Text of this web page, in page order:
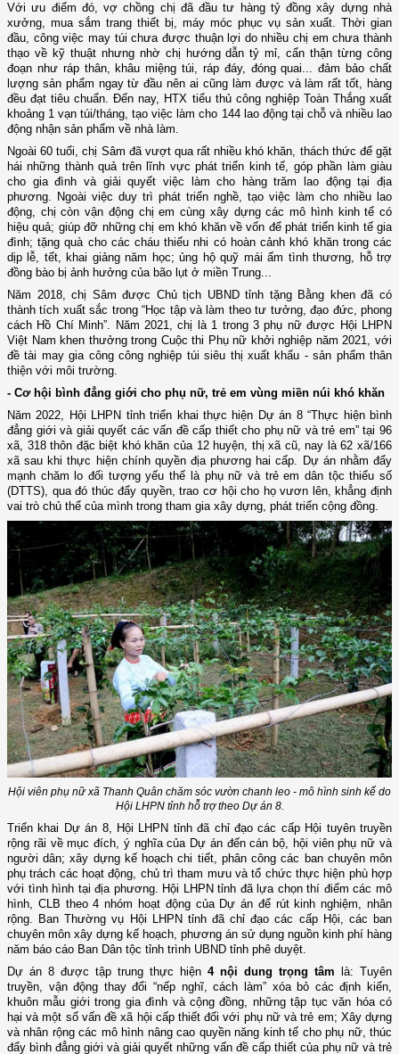
Với ưu điểm đó, vợ chồng chị đã đầu tư hàng tỷ đồng xây dựng nhà
xưởng, mua sắm trang thiết bị, máy móc phục vụ sản xuất. Thời gian
đầu, công việc may túi chưa được thuận lợi do nhiều chị em chưa thành
thạo về kỹ thuật nhưng nhờ chị hướng dẫn tỷ mỉ, cẩn thận từng công
đoạn như ráp thân, khâu miệng túi, ráp đáy, đóng quai... đảm bảo chất
lượng sản phẩm ngay từ đầu nên ai cũng làm được và làm rất tốt, hàng
đều đạt tiêu chuẩn. Đến nay, HTX tiểu thủ công nghiệp Toàn Thắng xuất
khoảng 1 vạn túi/tháng, tạo việc làm cho 144 lao động tại chỗ và nhiều lao
động nhận sản phẩm về nhà làm.
Ngoài 60 tuổi, chị Sâm đã vượt qua rất nhiều khó khăn, thách thức để gặt
hái những thành quả trên lĩnh vực phát triển kinh tế, góp phần làm giàu
cho gia đình và giải quyết việc làm cho hàng trăm lao động tại địa
phương. Ngoài việc duy trì phát triển nghề, tạo việc làm cho nhiều lao
động, chị còn vận động chị em cùng xây dựng các mô hình kinh tế có
hiệu quả; giúp đỡ những chị em khó khăn về vốn để phát triển kinh tế gia
đình; tặng quà cho các cháu thiếu nhi có hoàn cảnh khó khăn trong các
dịp lễ, tết, khai giảng năm học; ủng hộ quỹ mái ấm tình thương, hỗ trợ
đồng bào bị ảnh hưởng của bão lụt ở miền Trung...
Năm 2018, chị Sâm được Chủ tịch UBND tỉnh tặng Bằng khen đã có
thành tích xuất sắc trong “Học tập và làm theo tư tưởng, đạo đức, phong
cách Hồ Chí Minh”. Năm 2021, chị là 1 trong 3 phụ nữ được Hội LHPN
Việt Nam khen thưởng trong Cuộc thi Phụ nữ khởi nghiệp năm 2021, với
đề tài may gia công công nghiệp túi siêu thị xuất khẩu - sản phẩm thân
thiện với môi trường.
- Cơ hội bình đẳng giới cho phụ nữ, trẻ em vùng miền núi khó khăn
Năm 2022, Hội LHPN tỉnh triển khai thực hiện Dự án 8 “Thực hiện bình
đẳng giới và giải quyết các vấn đề cấp thiết cho phụ nữ và trẻ em”tại 96
xã, 318 thôn đặc biệt khó khăn của 12 huyện, thị xã cũ, nay là 62 xã/166
xã sau khi thực hiện chính quyền địa phương hai cấp. Dự án nhằm đẩy
mạnh chăm lo đối tượng yếu thế là phụ nữ và trẻ em dân tộc thiểu số
(DTTS), qua đó thúc đẩy quyền, trao cơ hội cho họ vươn lên, khẳng định
vai trò chủ thể của mình trong tham gia xây dựng, phát triển cộng đồng.
Hội viên phụ nữ xã Thanh Quân chăm sóc vườn chanh leo - mô hình sinh kế do
Hội LHPN tỉnh hỗ trợ theo Dự án 8.
Triển khai Dự án 8, Hội LHPN tỉnh đã chỉ đạo các cấp Hội tuyên truyền
rộng rãi về mục đích, ý nghĩa của Dự án đến cán bộ, hội viên phụ nữ và
người dân; xây dựng kế hoạch chi tiết, phân công các ban chuyên môn
phụ trách các hoạt động, chủ trì tham mưu và tổ chức thực hiện phù hợp
với tình hình tại địa phương. Hội LHPN tỉnh đã lựa chọn thí điểm các mô
hình, CLB theo 4 nhóm hoạt động của Dự án để rút kinh nghiệm, nhân
rộng. Ban Thường vụ Hội LHPN tỉnh đã chỉ đạo các cấp Hội, các ban
chuyên môn xây dựng kế hoạch, phương án sử dụng nguồn kinh phí hàng
năm báo cáo Ban Dân tộc tỉnh trình UBND tỉnh phê duyệt.
Dự án 8 được tập trung thực hiện 4 nội dung trọng tâm là: Tuyên
truyền, vận động thay đổi “nếp nghĩ, cách làm” xóa bỏ các định kiến,
khuôn mẫu giới trong gia đình và cộng đồng, những tập tục văn hóa có
hại và một số vấn đề xã hội cấp thiết đối với phụ nữ và trẻ em; Xây dựng
và nhân rộng các mô hình nâng cao quyền năng kinh tế cho phụ nữ, thúc
đẩy bình đẳng giới và giải quyết những vấn đề cấp thiết của phụ nữ và trẻ